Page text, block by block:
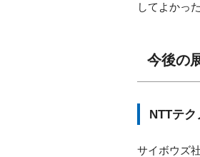
してよかっ
今後の
NTTテ
サイボウズ